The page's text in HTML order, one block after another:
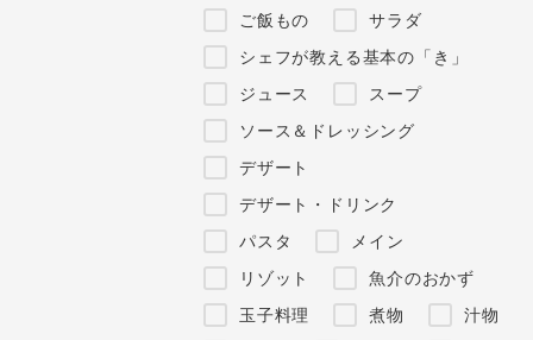
ご飯もの
サラダ
シェフが教える基本の「き」
ジュース
スープ
ソース＆ドレッシング
デザート
デザート・ドリンク
パスタ
メイン
リゾット
魚介のおかず
玉子料理
煮物
汁物